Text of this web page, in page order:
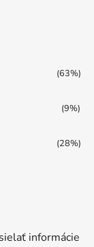
(63%)
(9%)
(28%)
informácie